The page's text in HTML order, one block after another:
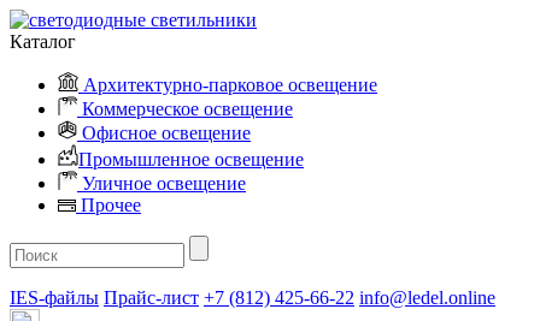
Каталог
Архитектурно-парковое освещение
Коммерческое освещение
Офисное освещение
Промышленное освещение
Уличное освещение
Прочее
IES-файлы Прайс-лист +7 (812) 425-66-22 info@ledel.online